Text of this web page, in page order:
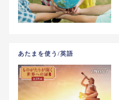
あたまを使う/英語